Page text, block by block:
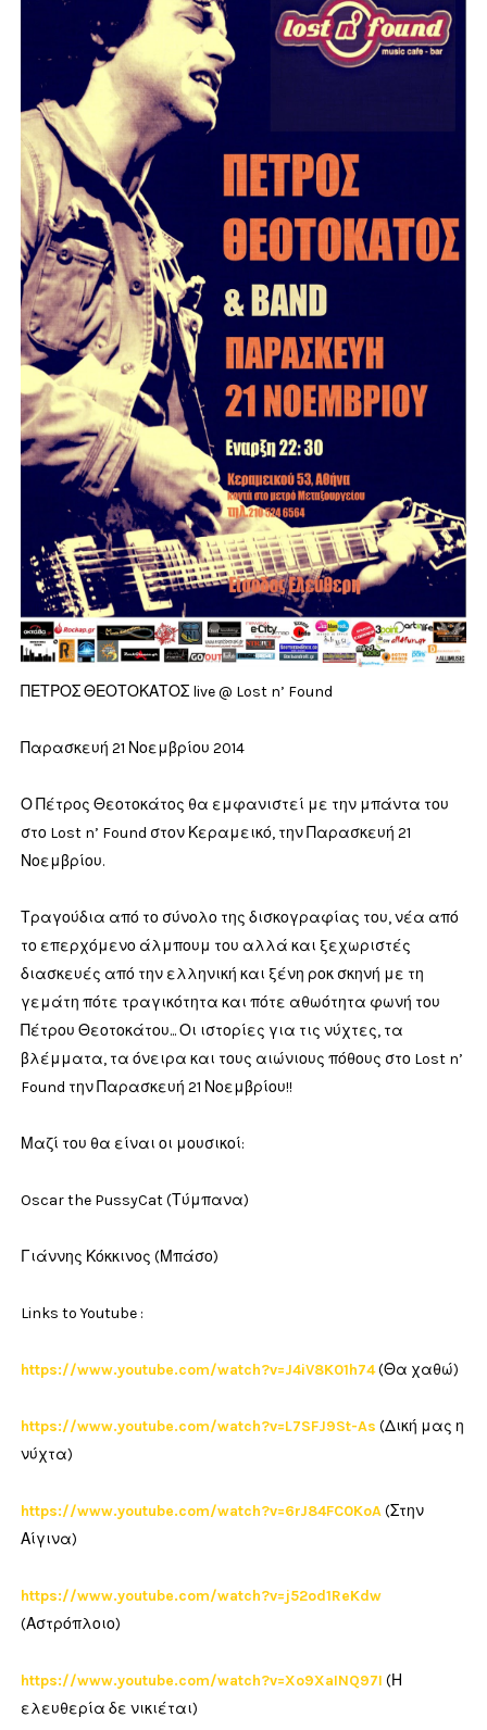
ΠΕΤΡΟΣ ΘΕΟΤΟΚΑΤΟΣ live @ Lost n’ Found
Παρασκευή 21 Νοεμβρίου 2014
Ο Πέτρος Θεοτοκάτος θα εμφανιστεί με την μπάντα του
στο Lost n’ Found στον Κεραμεικό, την Παρασκευή 21
Νοεμβρίου.
Τραγούδια από το σύνολο της δισκογραφίας του, νέα από
το επερχόμενο άλμπουμ του αλλά και ξεχωριστές
διασκευές από την ελληνική και ξένη ροκ σκηνή με τη
γεμάτη πότε τραγικότητα και πότε αθωότητα φωνή του
Πέτρου Θεοτοκάτου... Οι ιστορίες για τις νύχτες, τα
βλέμματα, τα όνειρα και τους αιώνιους πόθους στο Lost n’
Found την Παρασκευή 21 Νοεμβρίου!!
Μαζί του θα είναι οι μουσικοί:
Oscar the PussyCat (Τύμπανα)
Γιάννης Κόκκινος (Μπάσο)
Links to Youtube :
https://www.youtube.com/watch?v=J4iV8K01h74(Θα χαθώ)
https://www.youtube.com/watch?v=L7SFJ9St-As (Δική μας η
νύχτα)
https://www.youtube.com/watch?v=6rJ84FC0KoA(Στην
Αίγινα)
https://www.youtube.com/watch?v=j52od1ReKdw
(Αστρόπλοιο)
https://www.youtube.com/watch?v=Xo9XaINQ97I (Η
ελευθερία δε νικιέται)